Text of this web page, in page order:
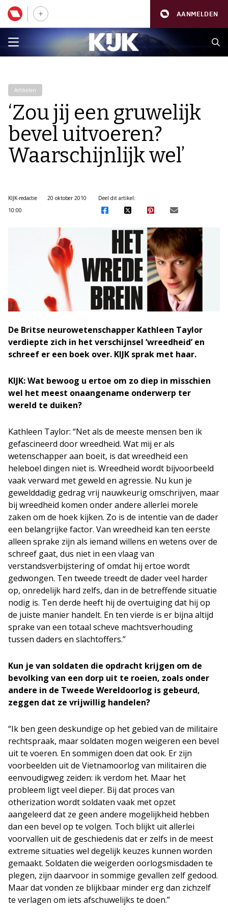
AANMELDEN
Artikelen
‘Zou jij een gruwelijk
bevel uitvoeren?
Waarschijnlijk wel’
KIJK-redactie
20 oktober 2010
10:00
Deel dit artikel:
De Britse neurowetenschapper Kathleen Taylor
verdiepte zich in het verschijnsel ‘wreedheid’ en
schreef er een boek over. KIJK sprak met haar.
KIJK: Wat bewoog u ertoe om zo diep in misschien
wel het meest onaangename onderwerp ter
wereld te duiken?
Kathleen Taylor: “Net als de meeste mensen ben ik
gefascineerd door wreedheid. Wat mij er als
wetenschapper aan boeit, is dat wreedheid een
heleboel dingen niet is. Wreedheid wordt bijvoorbeeld
vaak verward met geweld en agressie. Nu kun je
gewelddadig gedrag vrij nauwkeurig omschrijven, maar
bij wreedheid komen onder andere allerlei morele
zaken om de hoek kijken. Zo is de intentie van de dader
een belangrijke factor. Van wreedheid kan ten eerste
alleen sprake zijn als iemand willens en wetens over de
schreef gaat, dus niet in een vlaag van
verstandsverbijstering of omdat hij ertoe wordt
gedwongen. Ten tweede treedt de dader veel harder
op, onredelijk hard zelfs, dan in de betreffende situatie
nodig is. Ten derde heeft hij de overtuiging dat hij op
de juiste manier handelt. En ten vierde is er bijna altijd
sprake van een totaal scheve machtsverhouding
tussen daders en slachtoffers.”
Kun je van soldaten die opdracht krijgen om de
bevolking van een dorp uit te roeien, zoals onder
andere in de Tweede Wereldoorlog is gebeurd,
zeggen dat ze vrijwillig handelen?
“Ik ben geen deskundige op het gebied van de militaire
rechtspraak, maar soldaten mogen weigeren een bevel
uit te voeren. En sommigen doen dat ook. Er zijn
voorbeelden uit de Vietnamoorlog van militairen die
eenvoudigweg zeiden: ik verdom het. Maar het
probleem ligt veel dieper. Bij dat proces van
otherization wordt soldaten vaak met opzet
aangeleerd dat ze geen andere mogelijkheid hebben
dan een bevel op te volgen. Toch blijkt uit allerlei
voorvallen uit de geschiedenis dat er zelfs in de meest
extreme situaties wel degelijk keuzes kunnen worden
gemaakt. Soldaten die weigerden oorlogsmisdaden te
plegen, zijn daarvoor in sommige gevallen zelf gedood.
Maar dat vonden ze blijkbaar minder erg dan zichzelf
te verlagen om iets afschuwelijks te doen.”